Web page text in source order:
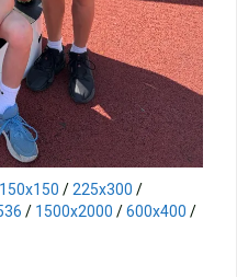
medal indywidualnie!
województwa!
150x150 /225x300 /
/ 1500x2000 /600x400 /